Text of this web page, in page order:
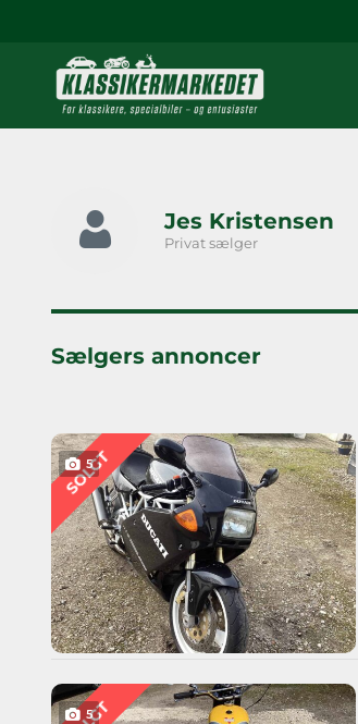
Jes Kristensen
Privat sælger
Sælgers annoncer
5
SOLGT
5